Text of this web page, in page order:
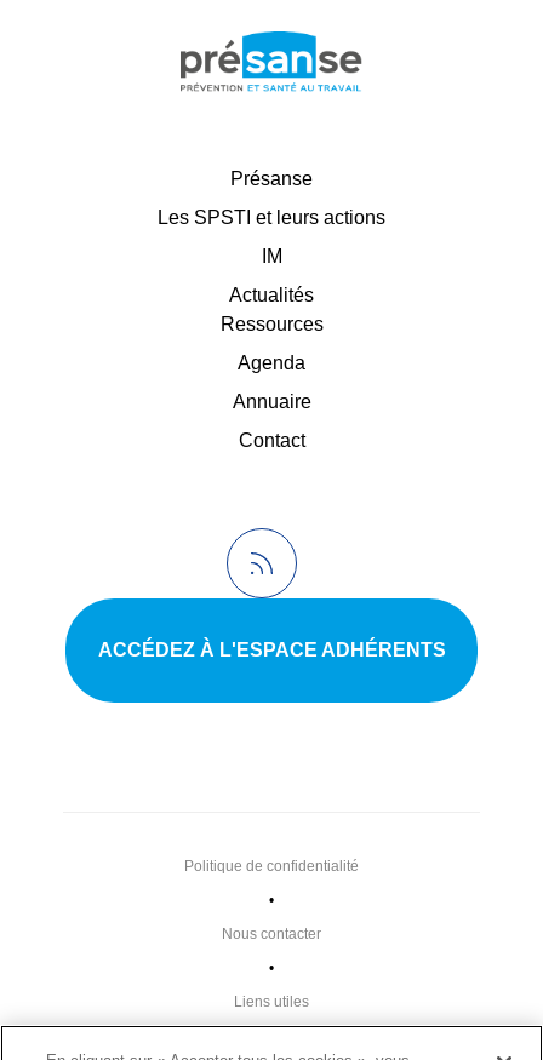
Présanse
Les SPSTI et leurs actions
IM
Actualités
Ressources
Agenda
Annuaire
Contact
ACCÉDEZ À L'ESPACE ADHÉRENTS
Liens utiles
•
Nous contacter
•
Politique de confidentialité